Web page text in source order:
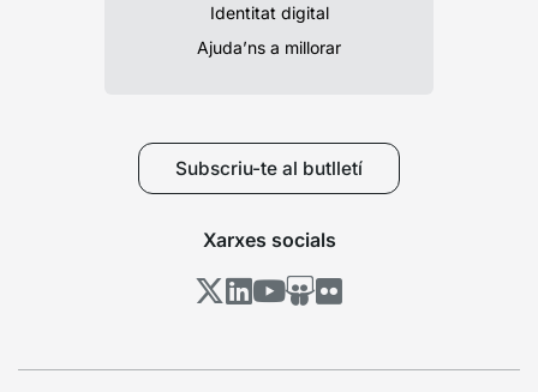
Identitat digital
Ajuda’ns a millorar
Subscriu-te al butlletí
Xarxes socials